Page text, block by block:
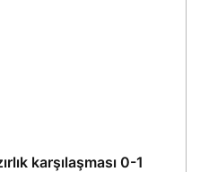
karşılaşması 0-1